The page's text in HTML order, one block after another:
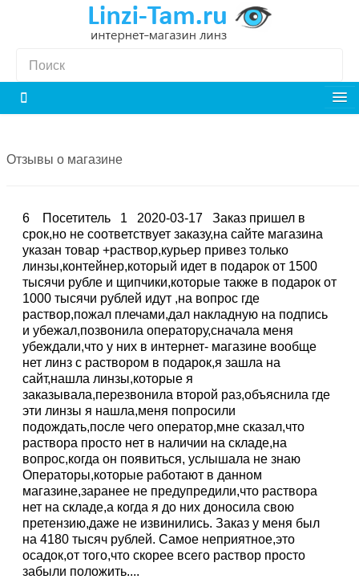
Отзывы о магазине
6 Посетитель 1 2020-03-17
Заказ пришел в
срок,но не соответствует заказу,на сайте магазина
указан товар +раствор,курьер привез только
линзы,контейнер,который идет в подарок от 1500
тысячи рубле и щипчики,которые также в подарок от
1000 тысячи рублей идут ,на вопрос где
раствор,пожал плечами,дал накладную на подпись
и убежал,позвонила оператору,сначала меня
убеждали,что у них в интернет- магазине вообще
нет линз с раствором в подарок,я зашла на
сайт,нашла линзы,которые я
заказывала,перезвонила второй раз,объяснила где
эти линзы я нашла,меня попросили
подождать,после чего оператор,мне сказал,что
раствора просто нет в наличии на складе,на
вопрос,когда он появиться, услышала не знаю
Операторы,которые работают в данном
магазине,заранее не предупредили,что раствора
нет на складе,а когда я до них доносила свою
претензию,даже не извинились. Заказ у меня был
на 4180 тысяч рублей. Самое неприятное,это
осадок,от того,что скорее всего раствор просто
забыли положить....